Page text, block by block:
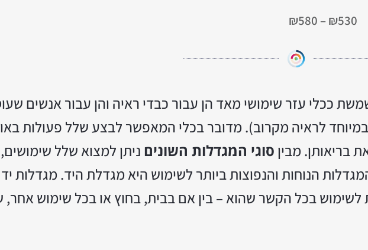
₪530
–
₪580
ככלי עזר שימושי מאד הן עבור כבדי ראיה והן עבור אנשים
לראיה מקרוב). מדובר בכלי המאפשר לבצע שלל פעולות
בריאותן. מבין סוגי המגדלות השונים ניתן למצוא שלל שימושים,
הנוחות והנפוצות ביותר לשימוש היא מגדלת היד. מגדלות יד
לשימוש בכל הקשר שהוא – בין אם בבית, בחוץ או בכל שימוש אחר,